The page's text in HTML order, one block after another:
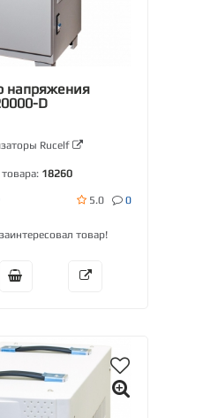
напряжения
D
Rucelf
18260
5.0 0
товар!